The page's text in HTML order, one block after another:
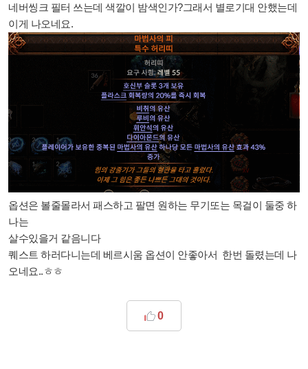
네버씽크 필터 쓰는데 색깔이 밤색인가?그래서 별로기대 안했는데
이게 나오네요.
옵션은 볼줄몰라서 패스하고 팔면 원하는 무기또는 목걸이 둘중 하
나는
살수있을거 같음니다
퀘스트 하러다니는데 베르시움 옵션이 안좋아서 한번 돌렸는데 나
오네요..ㅎㅎ
0